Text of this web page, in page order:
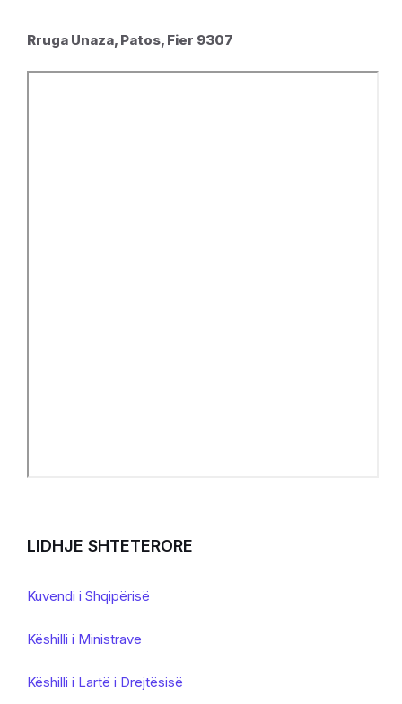
Rruga Unaza, Patos, Fier 9307
LIDHJE SHTETERORE
Kuvendi i Shqipërisë
Këshilli i Ministrave
Këshilli i Lartë i Drejtësisë